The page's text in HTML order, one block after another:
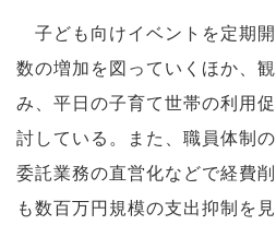
子ども向けイベントを定期
数の増加を図っていくほか、
み、平日の子育て世帯の利用
討している。また、職員体制
委託業務の直営化などで経費
も数百万円規模の支出抑制を